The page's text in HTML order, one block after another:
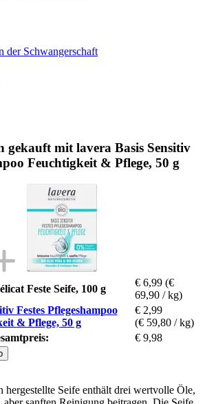
der Schwangerschaft
gekauft mit lavera Basis Sensitiv
Feuchtigkeit & Pflege, 50 g
Feste Seife, 100 g
€ 6,99 (€
69,90 / kg)
Festes Pflegeshampoo
& Pflege, 50 g
€ 2,99
(€ 59,80 / kg)
€ 9,98
hergestellte Seife enthält drei wertvolle Öle,